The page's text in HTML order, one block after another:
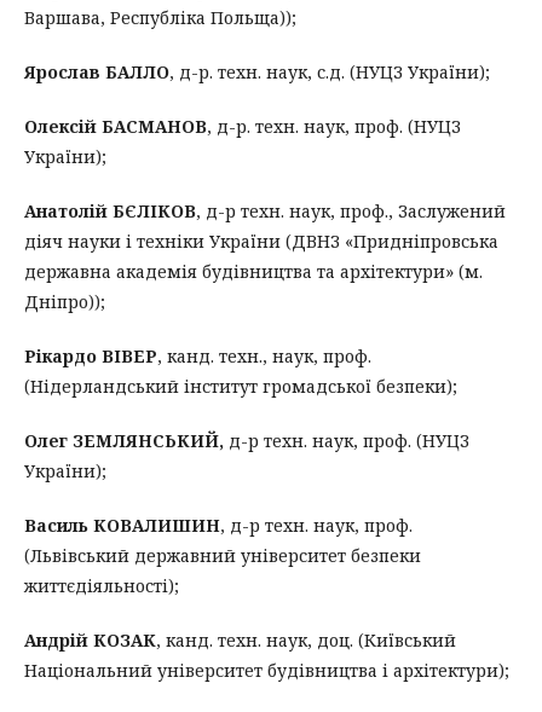
Варшава, Республіка Польща));
Ярослав БАЛЛО, д-р. техн. наук, с.д. (НУЦЗ України);
Олексій БАСМАНОВ, д-р. техн. наук, проф. (НУЦЗ
України);
Анатолій БЄЛІКОВ, д-р техн. наук, проф., Заслужений
діяч науки і техніки України (ДВНЗ «Придніпровська
державна академія будівництва та архітектури» (м.
Дніпро));
Рікардо ВІВЕР, канд. техн., наук, проф.
(Нідерландський інститут громадської безпеки);
Олег ЗЕМЛЯНСЬКИЙ, д-р техн. наук, проф. (НУЦЗ
України);
Василь КОВАЛИШИН, д-р техн. наук, проф.
(Львівський державний університет безпеки
життєдіяльності);
Андрій КОЗАК, канд. техн. наук, доц. (Київський
Національний університет будівництва і архітектури);